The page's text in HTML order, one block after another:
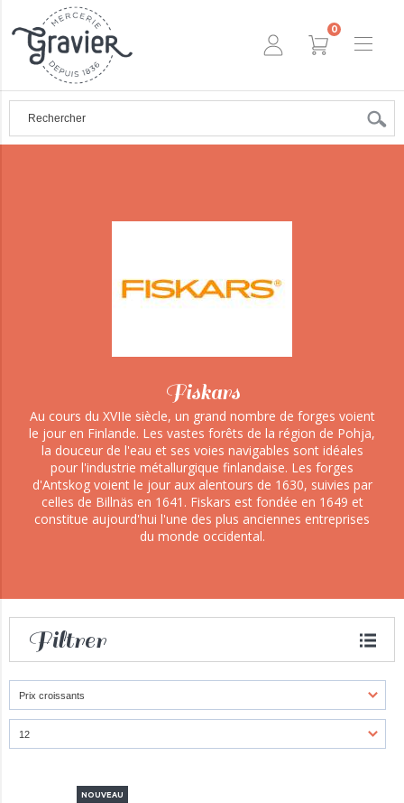
0
Fiskars
Au cours du XVIIe siècle, un grand nombre de forges voient
le jour en Finlande. Les vastes forêts de la région de Pohja,
la douceur de l'eau et ses voies navigables sont idéales
pour l'industrie métallurgique finlandaise. Les forges
d'Antskog voient le jour aux alentours de 1630, suivies par
celles de Billnäs en 1641. Fiskars est fondée en 1649 et
constitue aujourd'hui l'une des plus anciennes entreprises
du monde occidental.
Filtrer
NOUVEAU